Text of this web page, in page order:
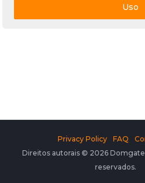
Uso
Direitos autorais © 2026
reservados.
Privacy Policy FAQ